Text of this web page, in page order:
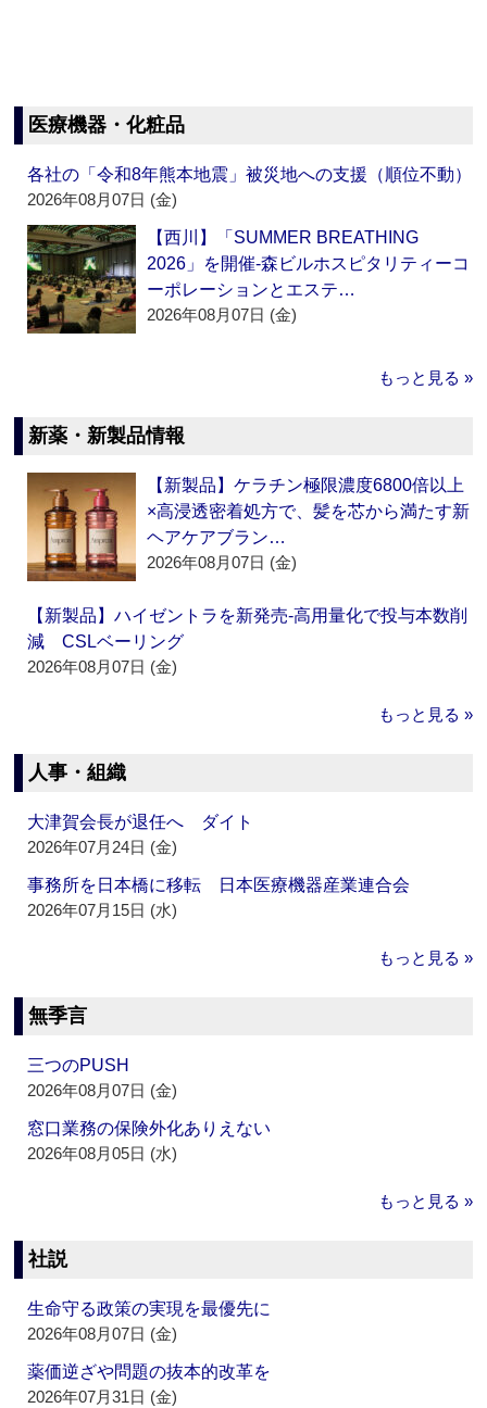
医療機器・化粧品
各社の「令和8年熊本地震」被災地への支援（順位不動）
2026年08月07日 (金)
【西川】「SUMMER BREATHING
2026」を開催‐森ビルホスピタリティーコ
ーポレーションとエステ…
2026年08月07日 (金)
もっと見る »
新薬・新製品情報
【新製品】ケラチン極限濃度6800倍以上
×高浸透密着処方で、髪を芯から満たす新
ヘアケアブラン…
2026年08月07日 (金)
【新製品】ハイゼントラを新発売‐高用量化で投与本数削
減 CSLベーリング
2026年08月07日 (金)
もっと見る »
人事・組織
大津賀会長が退任へ ダイト
2026年07月24日 (金)
事務所を日本橋に移転 日本医療機器産業連合会
2026年07月15日 (水)
もっと見る »
無季言
三つのPUSH
2026年08月07日 (金)
窓口業務の保険外化ありえない
2026年08月05日 (水)
もっと見る »
社説
生命守る政策の実現を最優先に
2026年08月07日 (金)
薬価逆ざや問題の抜本的改革を
2026年07月31日 (金)